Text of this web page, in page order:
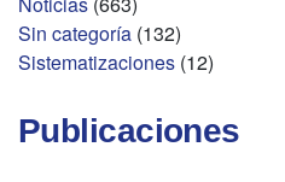
Sin categoría (132)
Sistematizaciones (12)
Publicaciones